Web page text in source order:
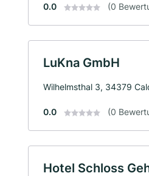
0.0 (0
LuKna GmbH
Wilhelmsthal 3, 34379
0.0 (0
Hotel Schloss